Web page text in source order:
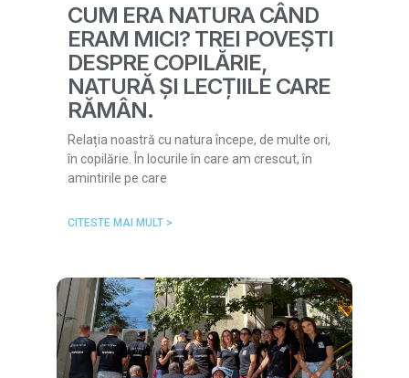
CUM ERA NATURA CÂND
ERAM MICI? TREI POVEȘTI
DESPRE COPILĂRIE,
NATURĂ ȘI LECȚIILE CARE
RĂMÂN.
Relația noastră cu natura începe, de multe ori,
în copilărie. În locurile în care am crescut, în
amintirile pe care
CITESTE MAI MULT >